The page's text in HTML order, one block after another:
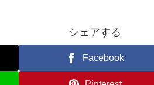
シェアする
Facebook